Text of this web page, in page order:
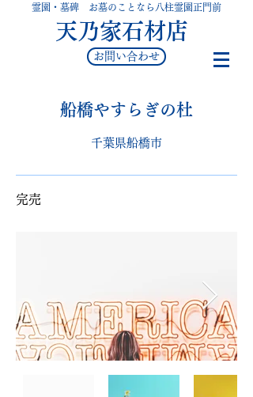
霊園・墓碑 お墓のことなら八柱霊園正門前
天乃家石材店
お問い合わせ
船橋やすらぎの杜
千葉県船橋市
​完売